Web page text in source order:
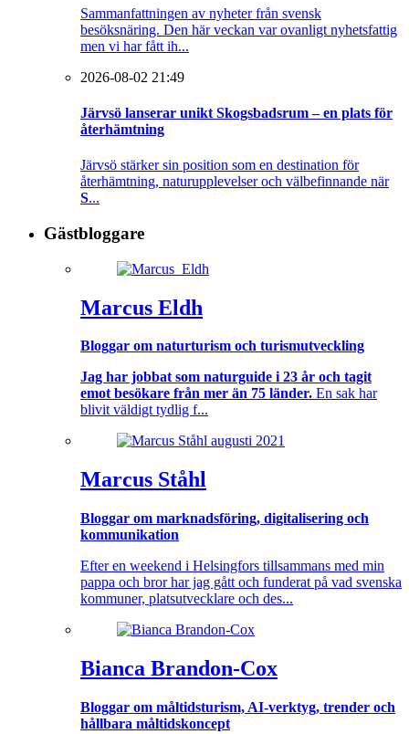
Sammanfattningen av nyheter från svensk
besöksnäring. Den här veckan var ovanligt nyhetsfattig
men vi har fått ih...
2026-08-02 21:49
Järvsö lanserar unikt Skogsbadsrum – en plats för
återhämtning
Järvsö stärker sin position som en destination för
återhämtning, naturupplevelser och välbefinnande när
S...
Gästbloggare
Marcus Eldh
Bloggar om naturturism och turismutveckling
Jag har jobbat som naturguide i 23 år och tagit
emot besökare från mer än 75 länder. En sak har
blivit väldigt tydlig f...
Marcus Ståhl
Bloggar om marknadsföring, digitalisering och
kommunikation
Efter en weekend i Helsingfors tillsammans med min
pappa och bror har jag gått och funderat på vad svenska
kommuner, platsutvecklare och des...
Bianca Brandon-Cox
Bloggar om måltidsturism, AI-verktyg, trender och
hållbara måltidskoncept